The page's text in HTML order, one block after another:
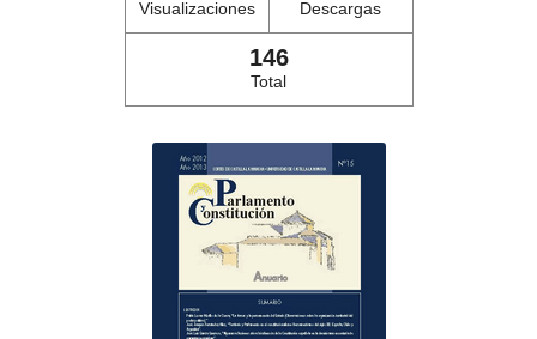
Visualizaciones Descargas
146
Total